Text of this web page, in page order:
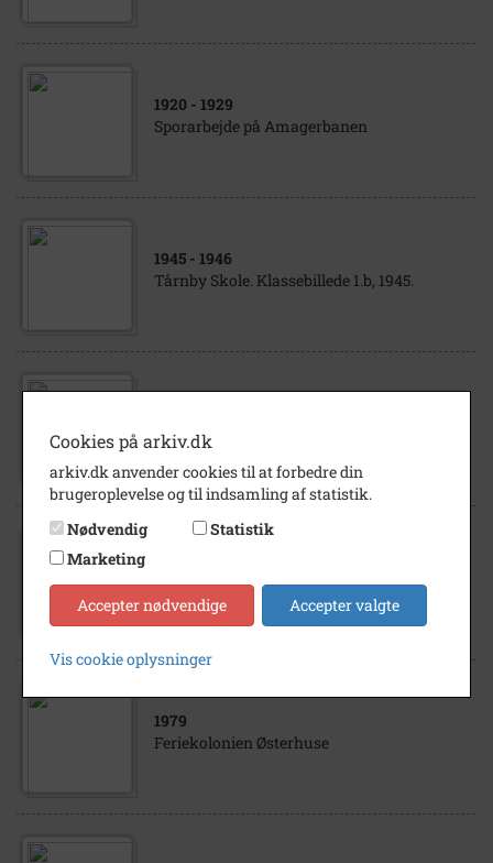
1920 - 1929
Sporarbejde på Amagerbanen
1945 - 1946
Tårnby Skole. Klassebillede 1.b, 1945.
Kastrupfiskere i Broforeningen
58.
1979
Feriekolonien Østerhuse
Cookies på arkiv.dk
arkiv.dk anvender cookies til at forbedre din
brugeroplevelse og til indsamling af statistik.
Nødvendig
Statistik
Marketing
Accepter nødvendige Accepter valgte
Vis cookie oplysninger